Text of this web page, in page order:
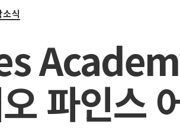
소식
파인스